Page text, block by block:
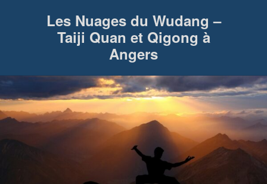
Les Nuages du Wudang –
Taiji Quan et Qigong à
Angers